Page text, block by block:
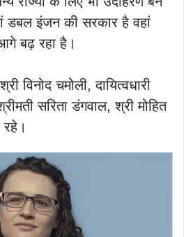
डबल इंजन की सरकार है वहां
बढ़ रहा है।
विनोद चमोली, दायित्वधारी
सरिता डंगवाल, श्री मोहित
रहे।